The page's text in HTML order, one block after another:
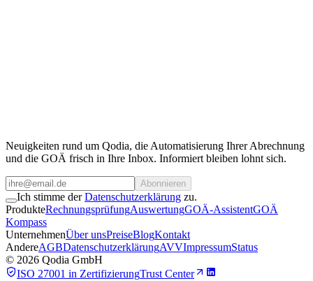
Neuigkeiten rund um Qodia, die Automatisierung Ihrer Abrechnung
und die GOÄ frisch in Ihre Inbox. Informiert bleiben lohnt sich.
Abonnieren
Ich stimme der Datenschutzerklärung zu.
ProdukteRechnungsprüfungAuswertungGOÄ-AssistentGOÄ
Kompass
UnternehmenÜber unsPreiseBlogKontakt
AndereAGBDatenschutzerklärungAVVImpressumStatus
© 2026 Qodia GmbH
ISO 27001 in ZertifizierungTrust Center